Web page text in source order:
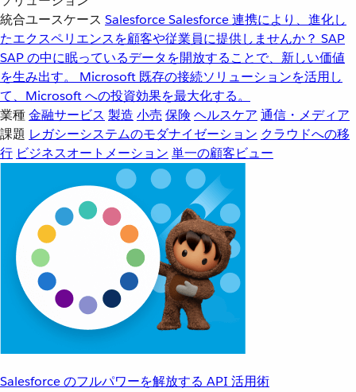
統合ユースケース SalesforceSalesforce 連携により、進化し
たエクスペリエンスを顧客や従業員に提供しませんか？ SAP
SAP の中に眠っているデータを開放することで、新しい価値
を生み出す。
Microsoft 既存の接続ソリューションを活用し
て、Microsoft への投資効果を最大化する。
業種金融サービス 製造 小売 保険 ヘルスケア 通信・メディア
課題 レガシーシステムのモダナイゼーション クラウドへの移
行 ビジネスオートメーション 単一の顧客ビュー
Salesforce のフルパワーを解放する API 活用術